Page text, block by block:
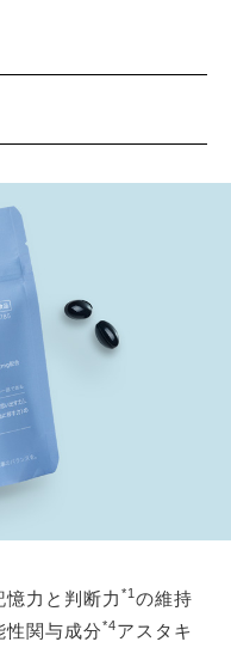
力と判断力 *1 の維持
性関与成分*4アスタキ